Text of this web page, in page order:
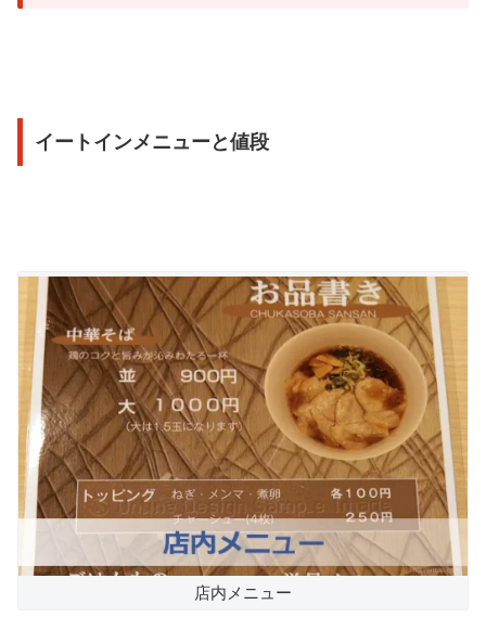
イートインメニューと値段
店内メニュー